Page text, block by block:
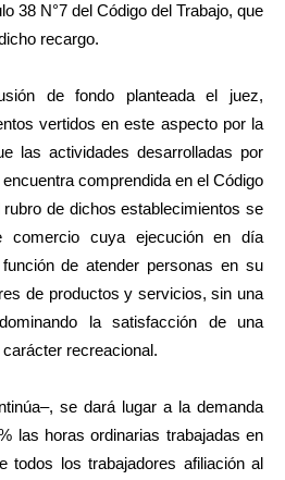
38 N°7 del Código del Trabajo, que
recargo.
de fondo planteada el juez,
vertidos en este aspecto por la
las actividades desarrolladas por
comprendida en el Código
de dichos establecimientos se
comercio cuya ejecución en día
de atender personas en su
de productos y servicios, sin una
la satisfacción de una
recreacional.
se dará lugar a la demanda
las horas ordinarias trabajadas en
todos los trabajadores afiliación al